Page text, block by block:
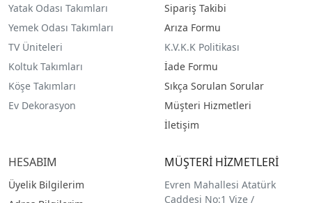
Yatak Odası Takımları
Yemek Odası Takımları
TV Üniteleri
Koltuk Takımları
Köşe Takımları
Ev Dekorasyon
Sipariş Takibi
Arıza Formu
K.V.K.K Politikası
İade Formu
Sıkça Sorulan Sorular
Müşteri Hizmetleri
İletişim
HESABIM
Üyelik Bilgilerim
MÜŞTERİ HİZMETLERİ
Evren Mahallesi Atatürk
Caddesi No:1 Vize /